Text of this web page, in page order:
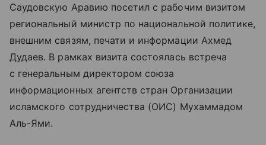
Саудовскую Аравию посетил с рабочим визитом
региональный министр по национальной политике,
внешним связям, печати и информации Ахмед
Дудаев. В рамках визита состоялась встреча
с генеральным директором союза
информационных агентств стран Организации
исламского сотрудничества (ОИС) Мухаммадом
Аль-Ями.